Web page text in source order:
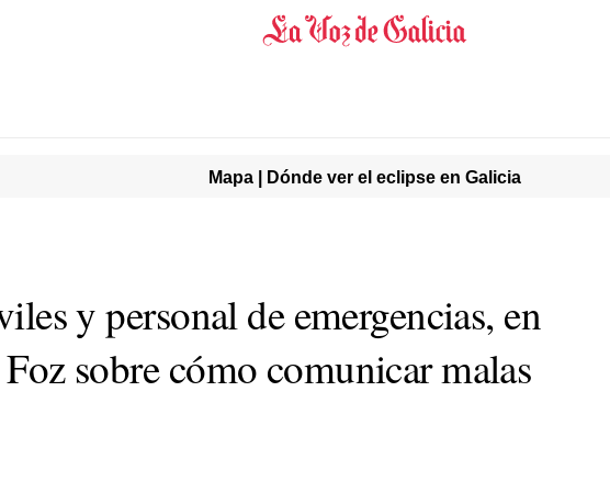
Mapa | Dónde ver el eclipse en Galicia
y personal de emergencias, en
sobre cómo comunicar malas